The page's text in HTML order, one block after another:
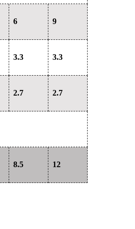
6 9
3.3 3.3
2.7 2.7
8.5 12